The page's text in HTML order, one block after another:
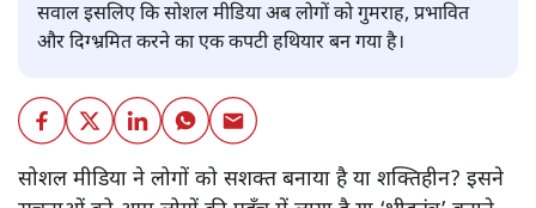
सवाल इसलिए कि सोशल मीडिया अब लोगों को गुमराह, प्रभावित
और दिग्भ्रमित करने का एक कपटी हथियार बन गया है।
सोशल मीडिया ने लोगों को सशक्त बनाया है या शक्तिहीन? इसने